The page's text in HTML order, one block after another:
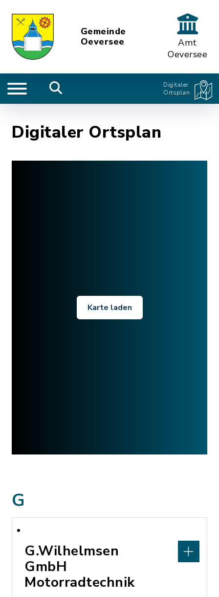
Gemeinde
Oeversee
Amt
Oeversee
Digitaler
Ortsplan
Digitaler Ortsplan
Karte laden
G
G.Wilhelmsen
GmbH
Motorradtechnik